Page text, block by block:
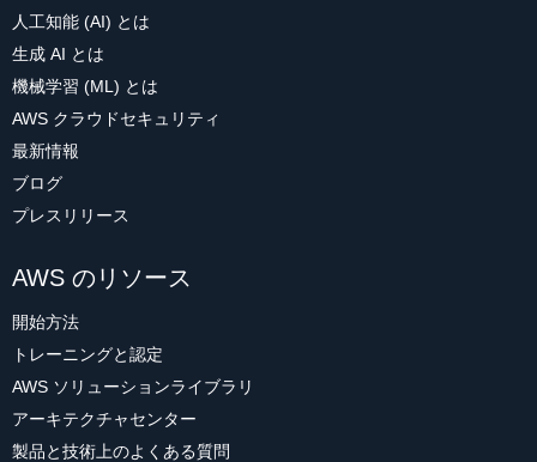
人工知能 (AI) とは
生成 AI とは
機械学習 (ML) とは
AWS クラウドセキュリティ
最新情報
ブログ
プレスリリース
AWS のリソース
開始方法
トレーニングと認定
AWS ソリューションライブラリ
アーキテクチャセンター
製品と技術上のよくある質問